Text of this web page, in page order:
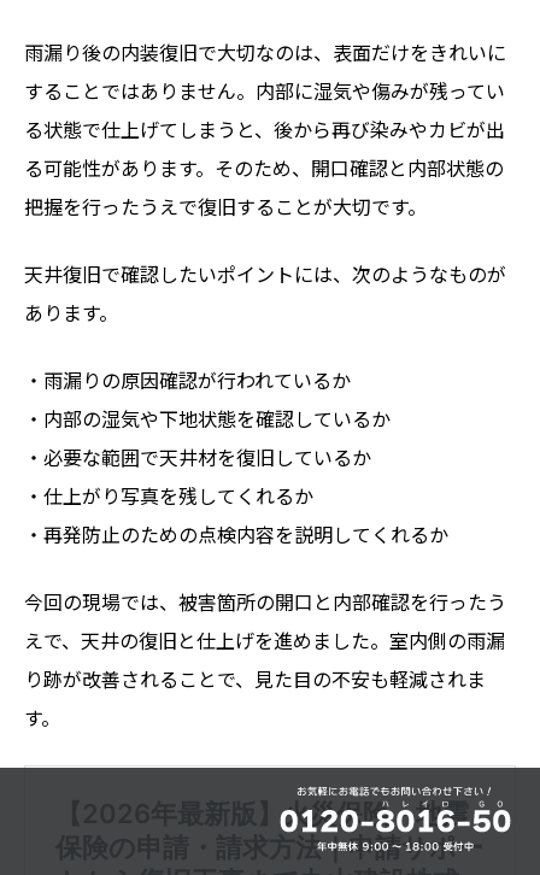
雨漏り後の内装復旧で大切なのは、表面だけをきれいに
することではありません。内部に湿気や傷みが残ってい
る状態で仕上げてしまうと、後から再び染みやカビが出
る可能性があります。そのため、開口確認と内部状態の
把握を行ったうえで復旧することが大切です。
天井復旧で確認したいポイントには、次のようなものが
あります。
・雨漏りの原因確認が行われているか
・内部の湿気や下地状態を確認しているか
・必要な範囲で天井材を復旧しているか
・仕上がり写真を残してくれるか
・再発防止のための点検内容を説明してくれるか
今回の現場では、被害箇所の開口と内部確認を行ったう
えで、天井の復旧と仕上げを進めました。室内側の雨漏
り跡が改善されることで、見た目の不安も軽減されま
す。